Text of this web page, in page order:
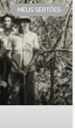
MEUS SERTÕES